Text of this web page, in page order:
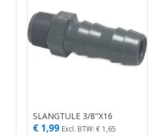
SLANGTULE 3/8"X16
€ 1,99 Excl. BTW: € 1,65